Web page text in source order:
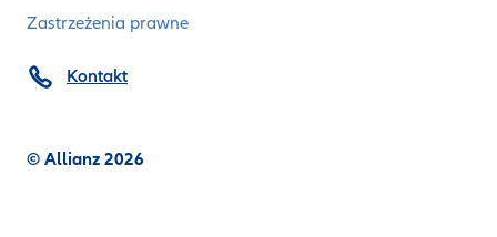
Zastrzeżenia prawne
© Allianz 2026
Kontakt